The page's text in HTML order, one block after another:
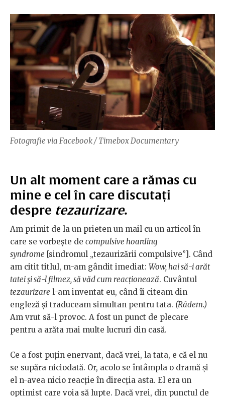
Fotografie via Facebook / Timebox Documentary
Un alt moment care a rămas cu
mine e cel în care discutați
despre tezaurizare.
Am primit de la un prieten un mail cu un articol în
care se vorbește de compulsive hoarding
syndrome [sindromul „tezaurizării compulsive”]. Când
am citit titlul, m-am gândit imediat: Wow, hai să-i arăt
tatei și să-l filmez, să văd cum reacționează. Cuvântul
tezaurizare l-am inventat eu, când îi citeam din
engleză și traduceam simultan pentru tata. (Râdem.)
Am vrut să-l provoc. A fost un punct de plecare
pentru a arăta mai multe lucruri din casă.
Ce a fost puțin enervant, dacă vrei, la tata, e că el nu
se supăra niciodată. Or, acolo se întâmpla o dramă și
el n-avea nicio reacție în direcția asta. El era un
optimist care voia să lupte. Dacă vrei, din punctul de